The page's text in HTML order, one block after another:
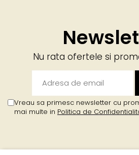
Nu rata ofertele si
Vreau sa primesc newsletter cu
mai multe in Politica de